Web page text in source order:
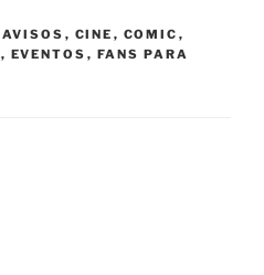
AVISOS , CINE , COMIC ,
, EVENTOS , FANS PARA